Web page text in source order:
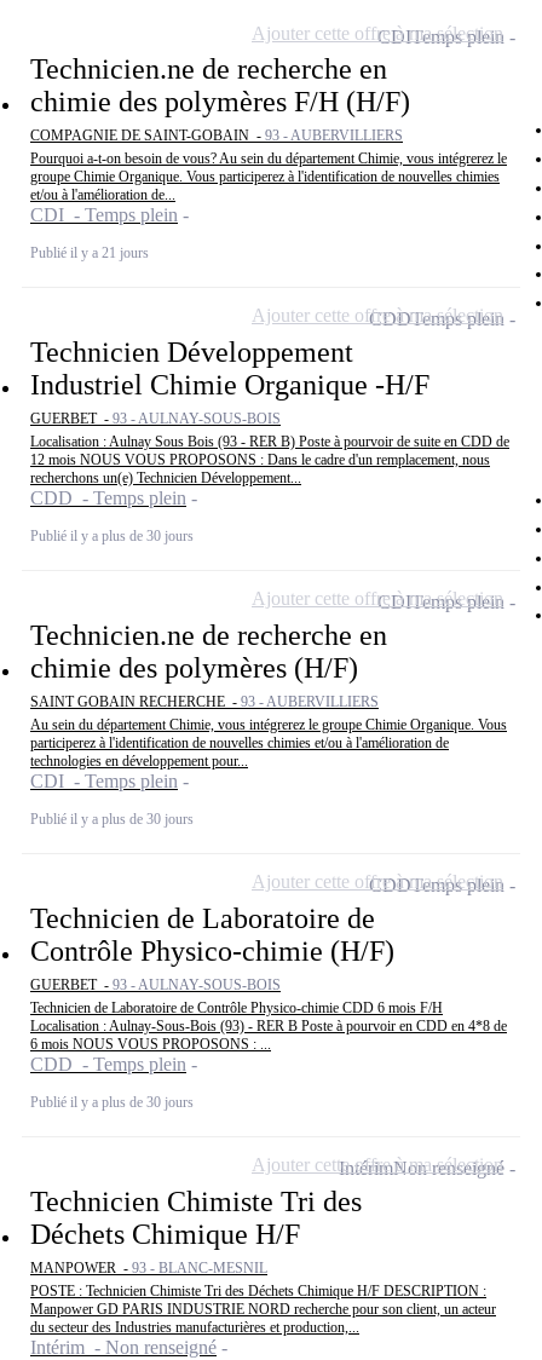
Technicien.ne de recherche en
chimie des polymères F/H (H/F)
COMPAGNIE DE SAINT-GOBAIN - 93 - AUBERVILLIERS
Pourquoi a-t-on besoin de vous? Au sein du département Chimie, vous intégrerez le
groupe Chimie Organique. Vous participerez à l'identification de nouvelles chimies
et/ou à l'amélioration de...
CDI - Temps plein
Publié il y a 21 jours
CDITemps plein
Ajouter cette offre à ma sélection
Technicien Développement
Industriel Chimie Organique -H/F
GUERBET - 93 - AULNAY-SOUS-BOIS
Localisation : Aulnay Sous Bois (93 - RER B) Poste à pourvoir de suite en CDD de
12 mois NOUS VOUS PROPOSONS : Dans le cadre d'un remplacement, nous
recherchons un(e) Technicien Développement...
CDD - Temps plein
Publié il y a plus de 30 jours
CDDTemps plein
Ajouter cette offre à ma sélection
Technicien.ne de recherche en
chimie des polymères (H/F)
SAINT GOBAIN RECHERCHE - 93 - AUBERVILLIERS
Au sein du département Chimie, vous intégrerez le groupe Chimie Organique. Vous
participerez à l'identification de nouvelles chimies et/ou à l'amélioration de
technologies en développement pour...
CDI - Temps plein
Publié il y a plus de 30 jours
CDITemps plein
Ajouter cette offre à ma sélection
Technicien de Laboratoire de
Contrôle Physico-chimie (H/F)
GUERBET - 93 - AULNAY-SOUS-BOIS
Technicien de Laboratoire de Contrôle Physico-chimie CDD 6 mois F/H
Localisation : Aulnay-Sous-Bois (93) - RER B Poste à pourvoir en CDD en 4*8 de
6 mois NOUS VOUS PROPOSONS : ...
CDD - Temps plein
Publié il y a plus de 30 jours
CDDTemps plein
Ajouter cette offre à ma sélection
Technicien Chimiste Tri des
Déchets Chimique H/F
MANPOWER - 93 - BLANC-MESNIL
POSTE : Technicien Chimiste Tri des Déchets Chimique H/F DESCRIPTION :
Manpower GD PARIS INDUSTRIE NORD recherche pour son client, un acteur
du secteur des Industries manufacturières et production,...
Intérim - Non renseigné
IntérimNon renseigné
Ajouter cette offre à ma sélection